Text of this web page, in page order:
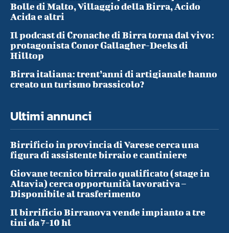
Bolle di Malto, Villaggio della Birra, Acido
Acida e altri
Il podcast di Cronache di Birra torna dal vivo:
protagonista Conor Gallagher-Deeks di
Hilltop
Birra italiana: trent’anni di artigianale hanno
creato un turismo brassicolo?
Ultimi annunci
Birrificio in provincia di Varese cerca una
figura di assistente birraio e cantiniere
Giovane tecnico birraio qualificato (stage in
Altavia) cerca opportunità lavorativa –
Disponibile al trasferimento
Il birrificio Birranova vende impianto a tre
tini da 7-10 hl